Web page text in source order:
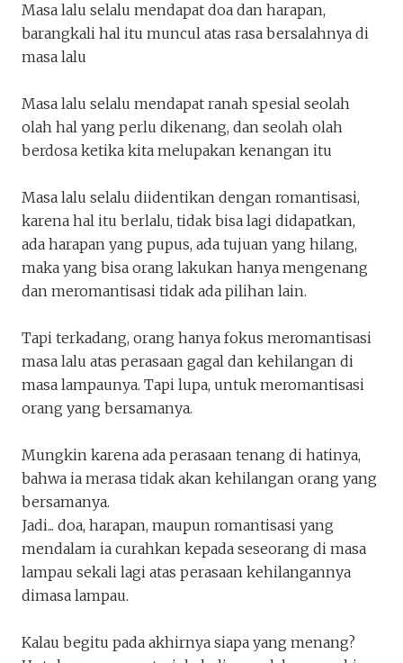
Masa lalu selalu mendapat doa dan harapan,
barangkali hal itu muncul atas rasa bersalahnya di
masa lalu
Masa lalu selalu mendapat ranah spesial seolah
olah hal yang perlu dikenang, dan seolah olah
berdosa ketika kita melupakan kenangan itu
Masa lalu selalu diidentikan dengan romantisasi,
karena hal itu berlalu, tidak bisa lagi didapatkan,
ada harapan yang pupus, ada tujuan yang hilang,
maka yang bisa orang lakukan hanya mengenang
dan meromantisasi tidak ada pilihan lain.
Tapi terkadang, orang hanya fokus meromantisasi
masa lalu atas perasaan gagal dan kehilangan di
masa lampaunya. Tapi lupa, untuk meromantisasi
orang yang bersamanya.
Mungkin karena ada perasaan tenang di hatinya,
bahwa ia merasa tidak akan kehilangan orang yang
bersamanya.
Jadi... doa, harapan, maupun romantisasi yang
mendalam ia curahkan kepada seseorang di masa
lampau sekali lagi atas perasaan kehilangannya
dimasa lampau.
Kalau begitu pada akhirnya siapa yang menang?